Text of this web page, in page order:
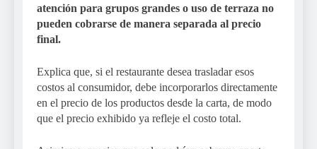
atención para grupos grandes o uso de terraza no
pueden cobrarse de manera separada al precio
final.
Explica que, si el restaurante desea trasladar esos
costos al consumidor, debe incorporarlos directamente
en el precio de los productos desde la carta, de modo
que el precio exhibido ya refleje el costo total.